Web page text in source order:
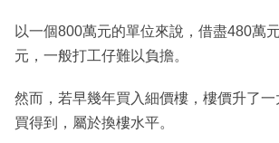
以一個800萬元的單位來說，借盡480萬
元，一般打工仔難以負擔。
然而，若早幾年買入細價樓，樓價升了
買得到，屬於換樓水平。